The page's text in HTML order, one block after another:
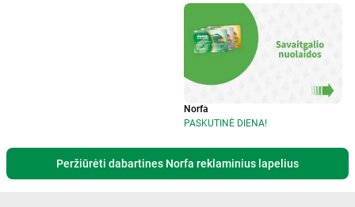
Norfa
PASKUTINĖ DIENA!
Peržiūrėti dabartines Norfa reklaminius lapelius